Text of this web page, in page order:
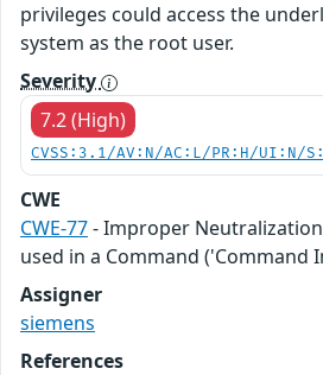
privileges could access the
system as the root user.
Severity
7.2 (High)
CVSS:3.1/AV:N/AC:L/PR:H/UI:N/
CWE
CWE-77- Improper
used in a Command ('Command
Assigner
siemens
References